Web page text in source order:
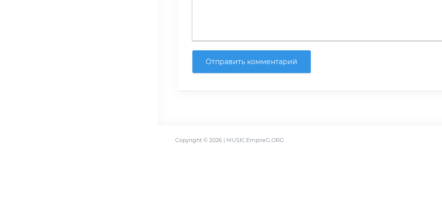
Отправить комментарий
Copyright © 2026 | MUSIC.EmpireG.ORG